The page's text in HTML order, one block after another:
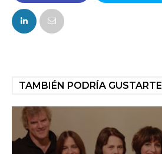
FACEBOOK
TAMBIÉN PODRÍA GUSTARTE